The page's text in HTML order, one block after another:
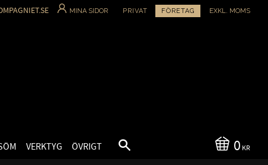
MINA SIDOR PRIVAT FÖRETAG EXKL. MOMS
0 KR
VERKTYG ÖVRIGT